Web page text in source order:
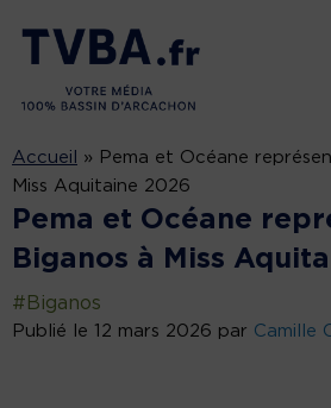
Accueil » Pema et Océane
Miss Aquitaine 2026
Pema et Océane
Biganos à Miss
#Biganos
Publié le 12 mars 2026 par Camille